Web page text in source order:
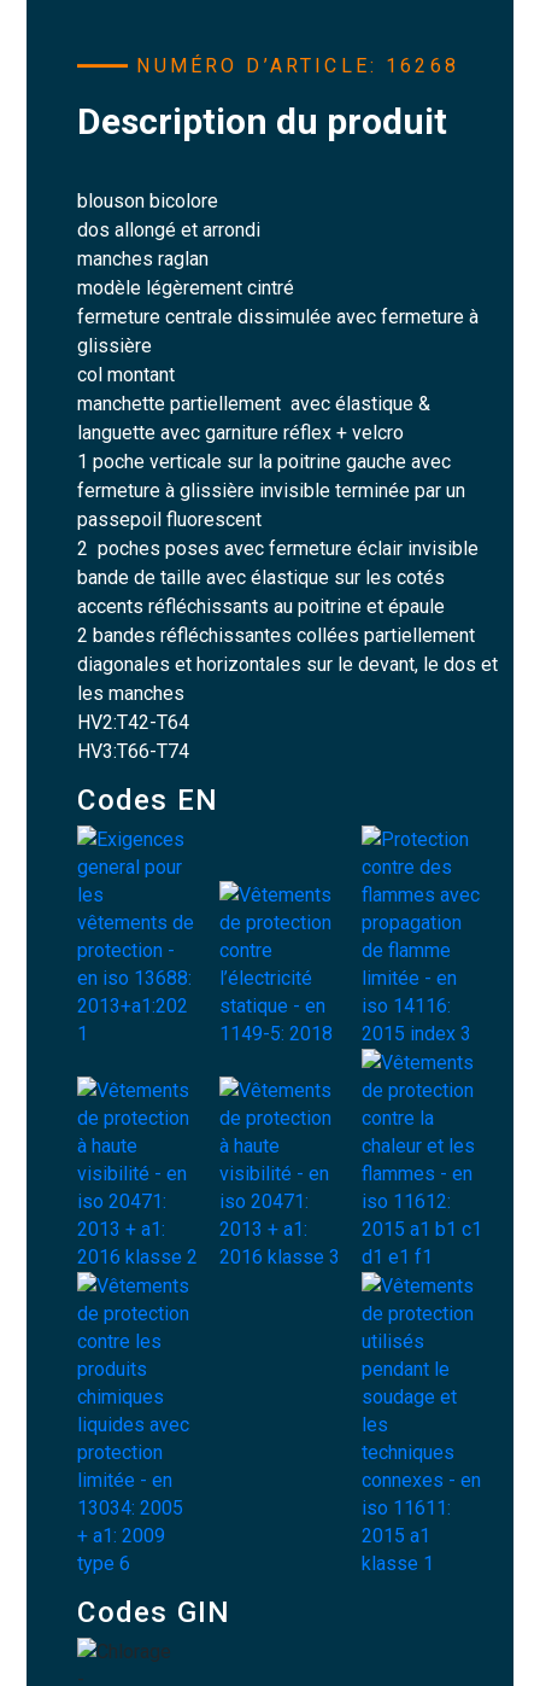
NUMÉRO D’ARTICLE: 16268
Description du produit
blouson bicolore
dos allongé et arrondi
manches raglan
modèle légèrement cintré
fermeture centrale dissimulée avec fermeture à
glissière
col montant
manchette partiellement avec élastique &
languette avec garniture réflex + velcro
1 poche verticale sur la poitrine gauche avec
fermeture à glissière invisible terminée par un
passepoil fluorescent
2 poches poses avec fermeture éclair invisible
bande de taille avec élastique sur les cotés
accents réfléchissants au poitrine et épaule
2 bandes réfléchissantes collées partiellement
diagonales et horizontales sur le devant, le dos et
les manches
HV2:T42-T64
HV3:T66-T74
Codes EN
Codes GIN